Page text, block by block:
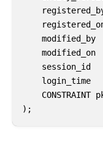
modified_by
modified_on
session_id
login_time
CONSTRAINT
);